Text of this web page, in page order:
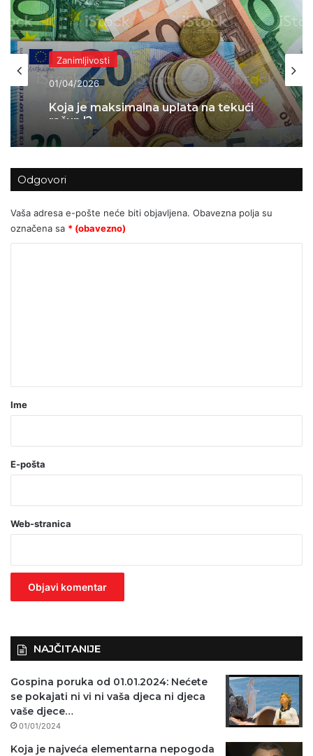
Zanimljivosti
01/04/2026
Koja je maksimalna uplata na tekući
račun !?
Odgovori
Vaša adresa e-pošte neće biti objavljena. Obavezna polja su
označena sa * (obavezno)
r
o
a
v
z
Ime
E-pošta
Web-stranica
NAJČITANIJE
Gospina poruka od 01.01.2024: Nećete
se pokajati ni vi ni vaša djeca ni djeca
vaše djece…
01/01/2024
Koja je najveća elementarna nepogoda